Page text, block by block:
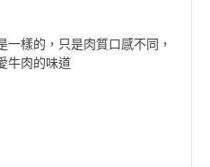
一樣的，只是肉質口感不同，
牛肉的味道